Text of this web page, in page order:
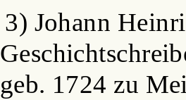
3) Johann
geb. 1724 zu